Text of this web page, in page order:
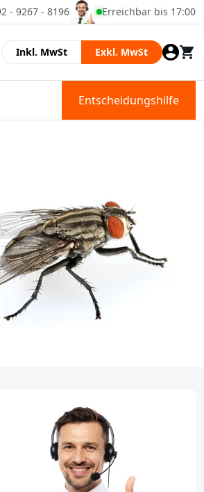
- 9267 - 8196
Wij zijn geopend
Erreichbar bis 17:00
Inkl. MwSt Exkl. MwSt
Entscheidungshilfe